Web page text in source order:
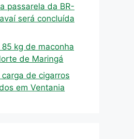
passarela da BR-
será concluída
85 kg de maconha
de Maringá
carga de cigarros
em Ventania